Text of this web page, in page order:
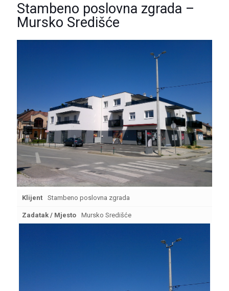
Stambeno poslovna zgrada –
Mursko Središće
Klijent Stambeno poslovna zgrada
Zadatak / Mjesto Mursko Središće